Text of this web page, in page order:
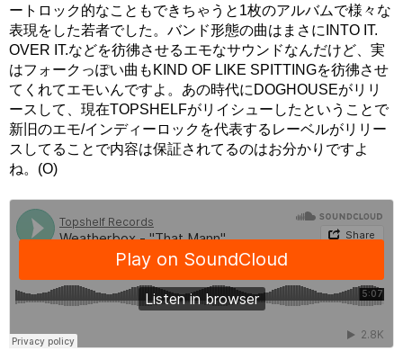
ートロック的なこともできちゃうと1枚のアルバムで様々な
表現をした若者でした。バンド形態の曲はまさにINTO IT.
OVER IT.などを彷彿させるエモなサウンドなんだけど、実
はフォークっぽい曲もKIND OF LIKE SPITTINGを彷彿させ
てくれてエモいんですよ。あの時代にDOGHOUSEがリリ
ースして、現在TOPSHELFがリイシューしたということで
新旧のエモ/インディーロックを代表するレーベルがリリー
スしてることで内容は保証されてるのはお分かりですよ
ね。(O)